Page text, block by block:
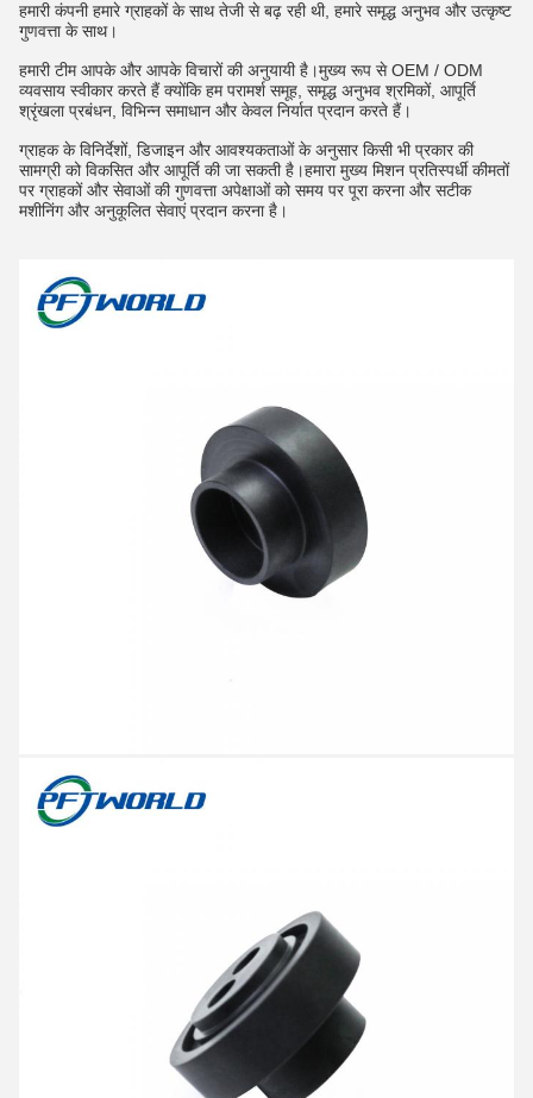
हमारी कंपनी हमारे ग्राहकों के साथ तेजी से बढ़ रही थी, हमारे समृद्ध अनुभव और उत्कृष्ट
गुणवत्ता के साथ।
हमारी टीम आपके और आपके विचारों की अनुयायी है।मुख्य रूप से OEM / ODM
व्यवसाय स्वीकार करते हैं क्योंकि हम परामर्श समूह, समृद्ध अनुभव श्रमिकों, आपूर्ति
श्रृंखला प्रबंधन, विभिन्न समाधान और केवल निर्यात प्रदान करते हैं।
ग्राहक के विनिर्देशों, डिजाइन और आवश्यकताओं के अनुसार किसी भी प्रकार की
सामग्री को विकसित और आपूर्ति की जा सकती है।हमारा मुख्य मिशन प्रतिस्पर्धी कीमतों
पर ग्राहकों और सेवाओं की गुणवत्ता अपेक्षाओं को समय पर पूरा करना और सटीक
मशीनिंग और अनुकूलित सेवाएं प्रदान करना है।